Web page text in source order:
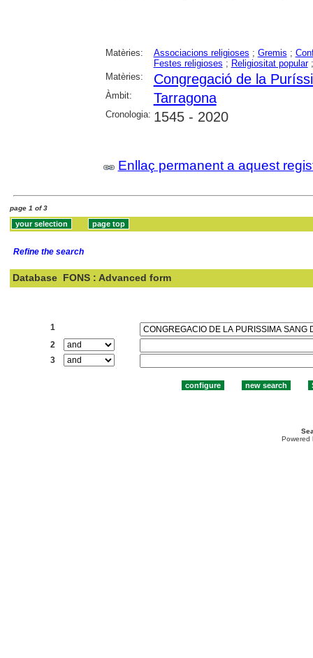
Matèries: Associacions religioses ; Gremis ;
Festes religioses ; Religiositat popular
Matèries:
Congregació de la
Àmbit: Tarragona
Cronologia: 1545 - 2020
Enllaç permanent a aquest
page 1 of 3
Refine the search
Database FONS : Advanced form
1
2
3